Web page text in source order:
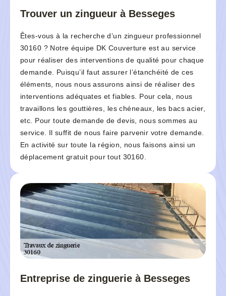
Trouver un zingueur à Besseges
Êtes-vous à la recherche d’un zingueur professionnel
30160 ? Notre équipe DK Couverture est au service
pour réaliser des interventions de qualité pour chaque
demande. Puisqu’il faut assurer l’étanchéité de ces
éléments, nous nous assurons ainsi de réaliser des
interventions adéquates et fiables. Pour cela, nous
travaillons les gouttières, les chéneaux, les bacs acier,
etc. Pour toute demande de devis, nous sommes au
service. Il suffit de nous faire parvenir votre demande.
En activité sur toute la région, nous faisons ainsi un
déplacement gratuit pour tout 30160.
Entreprise de zinguerie à Besseges